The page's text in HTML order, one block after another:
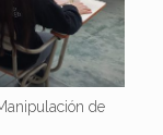
de